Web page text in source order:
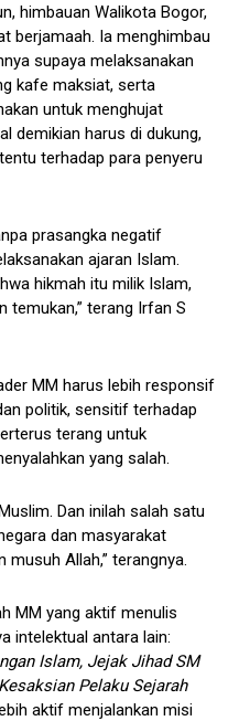
himbauan Walikota Bogor,
berjamaah. Ia menghimbau
supaya melaksanakan
kafe maksiat, serta
untuk menghujat
demikian harus di dukung,
terhadap para penyeru
prasangka negatif
ajaran Islam.
hikmah itu milik Islam,
temukan,” terang Irfan S
MM harus lebih responsif
politik, sensitif terhadap
terang untuk
yang salah.
Dan inilah salah satu
dan masyarakat
Allah,” terangnya.
MM yang aktif menulis
intelektual antara lain:
Islam, Jejak Jihad SM
Kesaksian Pelaku Sejarah
aktif menjalankan misi